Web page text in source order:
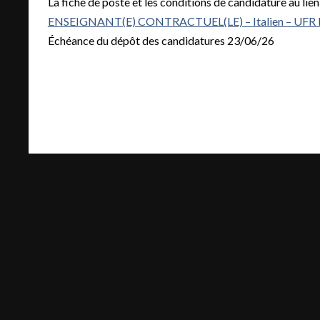
ENSEIGNANT(E) CONTRACTUEL(LE) – Italien – UFR
Échéance du dépôt des candidatures 23/06/26